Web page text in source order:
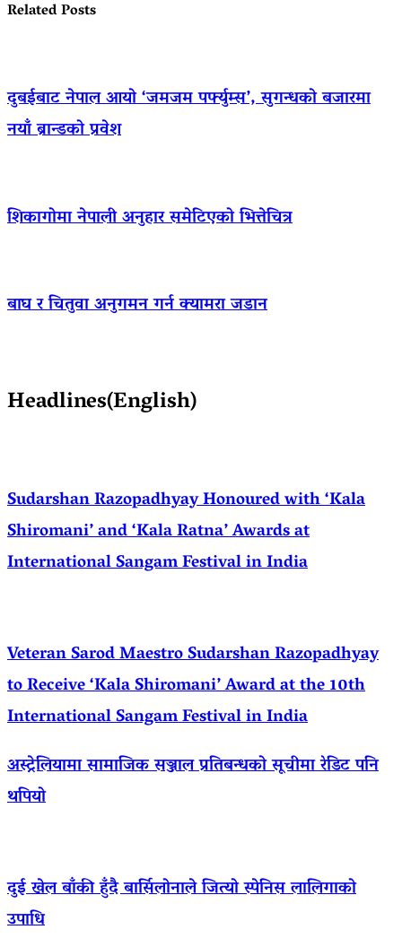
Related Posts
दुबईबाट नेपाल आयो ‘जमजम पर्फ्युम्स’, सुगन्धको बजारमा
नयाँ ब्रान्डको प्रवेश
शिकागोमा नेपाली अनुहार समेटिएको भित्तेचित्र
बाघ र चितुवा अनुगमन गर्न क्यामरा जडान
Headlines(English)
Sudarshan Razopadhyay Honoured with ‘Kala
Shiromani’ and ‘Kala Ratna’ Awards at
International Sangam Festival in India
Veteran Sarod Maestro Sudarshan Razopadhyay
to Receive ‘Kala Shiromani’ Award at the 10th
International Sangam Festival in India
अस्ट्रेलियामा सामाजिक सञ्जाल प्रतिबन्धको सूचीमा रेडिट पनि
थपियो
दुई खेल बाँकी हुँदै बार्सिलोनाले जित्यो स्पेनिस लालिगाको
उपाधि